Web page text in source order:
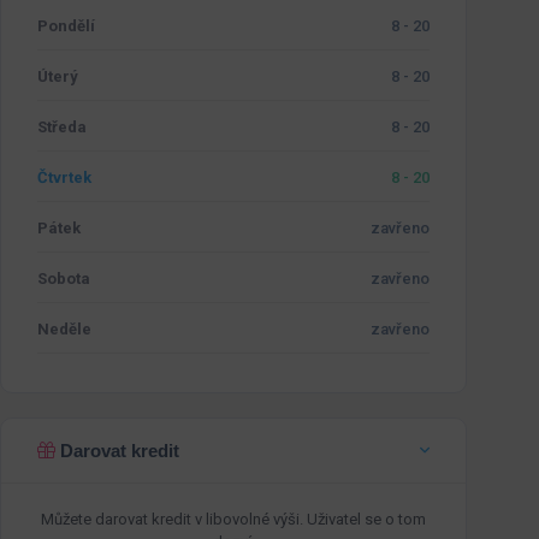
Pondělí 8 - 20
Úterý 8 - 20
Středa 8 - 20
Čtvrtek 8 - 20
Pátek zavřeno
Sobota zavřeno
Neděle zavřeno
Darovat kredit
Můžete darovat kredit v libovolné výši. Uživatel se o tom